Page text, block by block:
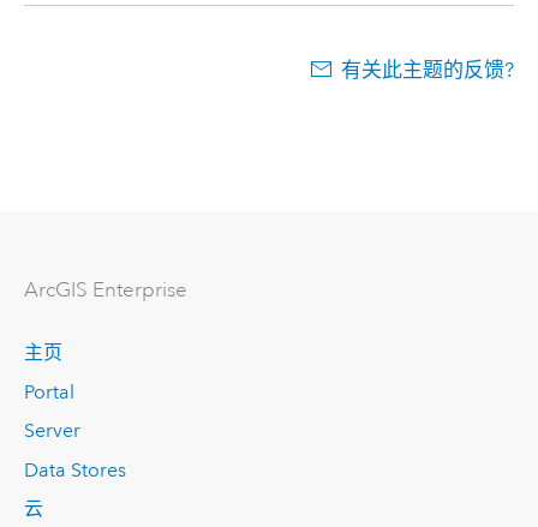
有关此主题的反馈?
ArcGIS Enterprise
主页
Portal
Server
Data Stores
云